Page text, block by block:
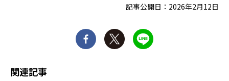
記事公開日：2026年2月12日
関連記事